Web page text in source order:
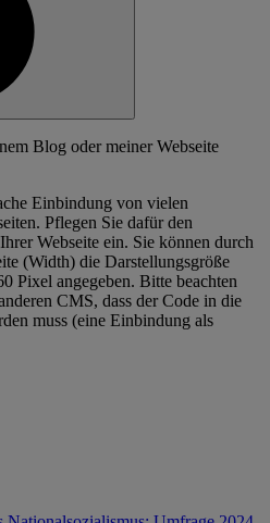
Blog oder meiner Webseite
Einbindung von vielen
Pflegen Sie dafür den
Webseite ein. Sie können durch
(Width) die Darstellungsgröße
Pixel angegeben. Bitte beachten
CMS, dass der Code in die
muss (eine Einbindung als